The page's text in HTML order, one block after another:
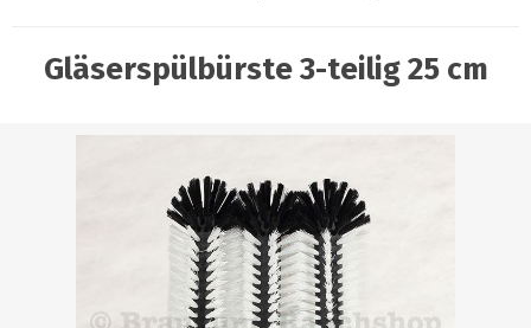
Gläserspülbürste 3-teilig 25 cm